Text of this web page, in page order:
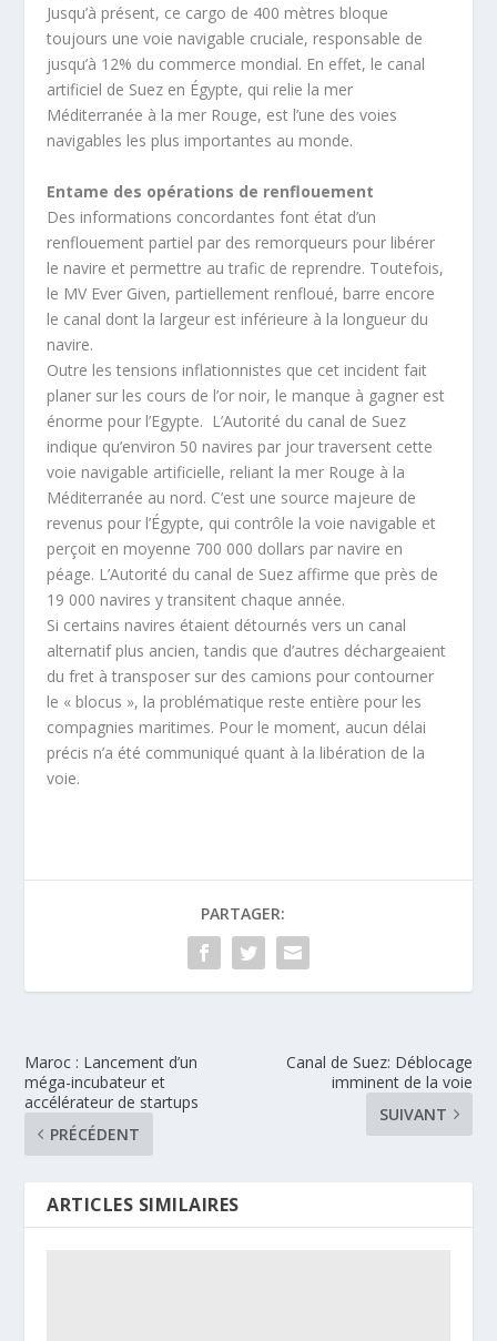
Jusqu’à présent, ce cargo de 400 mètres bloque
toujours une voie navigable cruciale, responsable de
jusqu’à 12% du commerce mondial. En effet, le canal
artificiel de Suez en Égypte, qui relie la mer
Méditerranée à la mer Rouge, est l’une des voies
navigables les plus importantes au monde.
Entame des opérations de renflouement
Des informations concordantes font état d’un
renflouement partiel par des remorqueurs pour libérer
le navire et permettre au trafic de reprendre. Toutefois,
le MV Ever Given, partiellement renfloué, barre encore
le canal dont la largeur est inférieure à la longueur du
navire.
Outre les tensions inflationnistes que cet incident fait
planer sur les cours de l’or noir, le manque à gagner est
énorme pour l’Egypte. L’Autorité du canal de Suez
indique qu’environ 50 navires par jour traversent cette
voie navigable artificielle, reliant la mer Rouge à la
Méditerranée au nord. C’est une source majeure de
revenus pour l’Égypte, qui contrôle la voie navigable et
perçoit en moyenne 700 000 dollars par navire en
péage. L’Autorité du canal de Suez affirme que près de
19 000 navires y transitent chaque année.
Si certains navires étaient détournés vers un canal
alternatif plus ancien, tandis que d’autres déchargeaient
du fret à transposer sur des camions pour contourner
le « blocus », la problématique reste entière pour les
compagnies maritimes. Pour le moment, aucun délai
précis n’a été communiqué quant à la libération de la
voie.
PARTAGER:
Maroc : Lancement d’un
méga-incubateur et
accélérateur de startups
PRÉCÉDENT
Canal de Suez: Déblocage
imminent de la voie
SUIVANT
ARTICLES SIMILAIRES